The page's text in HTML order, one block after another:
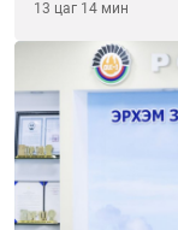
төслийг
13 цаг 14 мин